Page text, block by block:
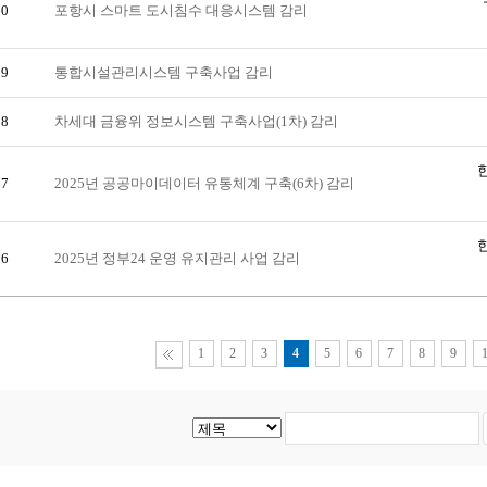
포항시 스마트 도시침수 대응시스템 감리
통합시설관리시스템 구축사업 감리
차세대 금융위 정보시스템 구축사업(1차) 감리
2025년 공공마이데이터 유통체계 구축(6차) 감리
2025년 정부24 운영 유지관리 사업 감리
1 2 3 4 5 6 7 8 9